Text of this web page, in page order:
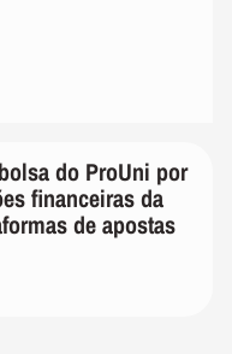
do ProUni por
financeiras da
de apostas